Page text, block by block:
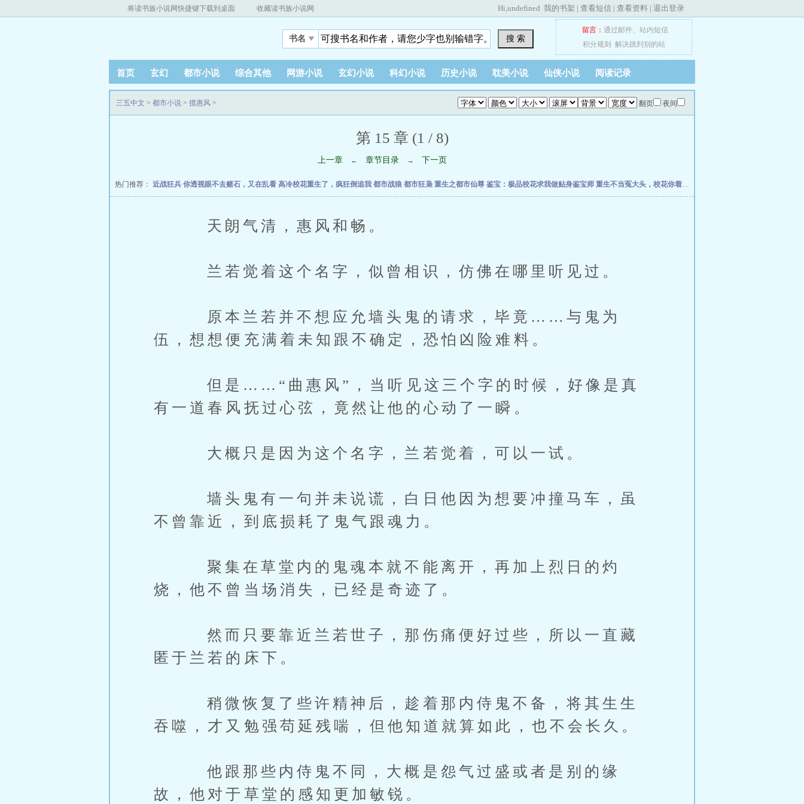
将读书族小说网快捷键下载到桌面 收藏读书族小说网 Hi,undefined 我的书架 | 查看短信 | 查看资料 | 退出登录
书名 搜 索
留言： 通过邮件、 站内短信
积分规则
解决跳到别的站
首页 玄幻 都市小说 综合其他 网游小说 玄幻小说 科幻小说 历史小说 耽美小说 仙侠小说 阅读记录
翻页 夜间
三五中文 > 都市小说 > 揽惠风 >
第 15 章 (1 / 8)
上一章 ← 章节目录 → 下一页
热门推荐： 近战狂兵 你透视眼不去赌石，又在乱看 高冷校花重生了，疯狂倒追我 都市战狼 都市狂枭 重生之都市仙尊 鉴宝：极品校花求我做贴身鉴宝师 重生不当冤大头，校花你着急啥？
天朗气清，惠风和畅。
兰若觉着这个名字，似曾相识，仿佛在哪里听见过。
原本兰若并不想应允墙头鬼的请求，毕竟……与鬼为
伍，想想便充满着未知跟不确定，恐怕凶险难料。
但是……“曲惠风”，当听见这三个字的时候，好像是真
有一道春风抚过心弦，竟然让他的心动了一瞬。
大概只是因为这个名字，兰若觉着，可以一试。
墙头鬼有一句并未说谎，白日他因为想要冲撞马车，虽
不曾靠近，到底损耗了鬼气跟魂力。
聚集在草堂内的鬼魂本就不能离开，再加上烈日的灼
烧，他不曾当场消失，已经是奇迹了。
然而只要靠近兰若世子，那伤痛便好过些，所以一直藏
匿于兰若的床下。
稍微恢复了些许精神后，趁着那内侍鬼不备，将其生生
吞噬，才又勉强苟延残喘，但他知道就算如此，也不会长久。
他跟那些内侍鬼不同，大概是怨气过盛或者是别的缘
故，他对于草堂的感知更加敏锐。